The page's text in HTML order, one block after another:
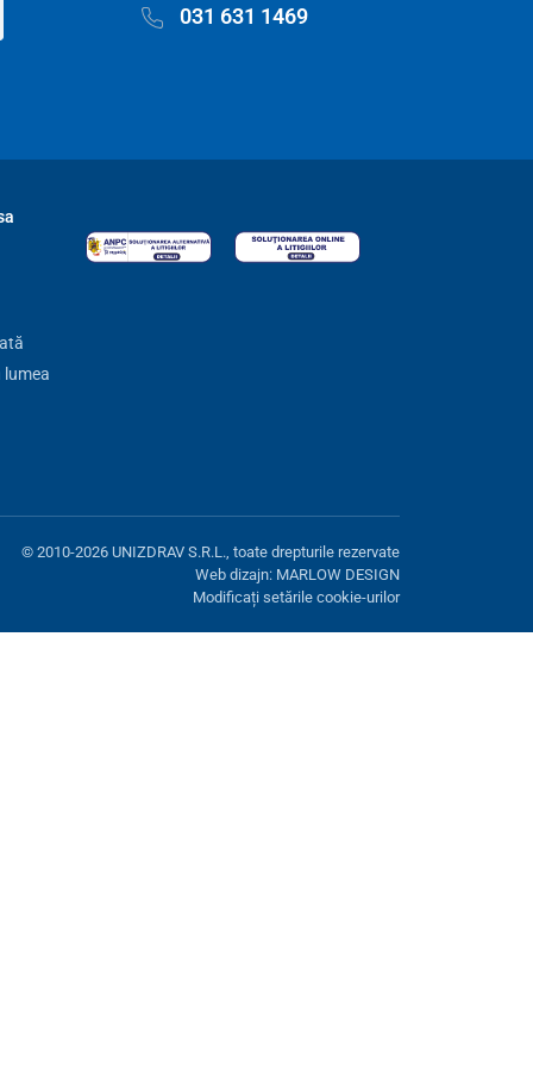
031 631 1469
© 2010-2026 UNIZDRAV S.R.L., toate drepturile rezervate
Web dizajn: MARLOW DESIGN
Modificați setările cookie-urilor